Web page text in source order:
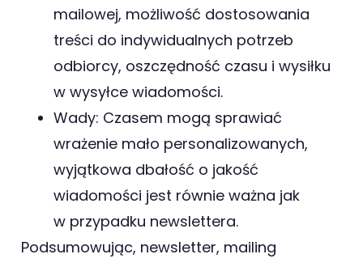
mailowej, możliwość dostosowania
treści do indywidualnych potrzeb
odbiorcy, oszczędność czasu i wysiłku
w wysyłce wiadomości.
Wady: Czasem mogą sprawiać
wrażenie mało personalizowanych,
wyjątkowa dbałość o jakość
wiadomości jest równie ważna jak
w przypadku newslettera.
Podsumowując, newsletter, mailing